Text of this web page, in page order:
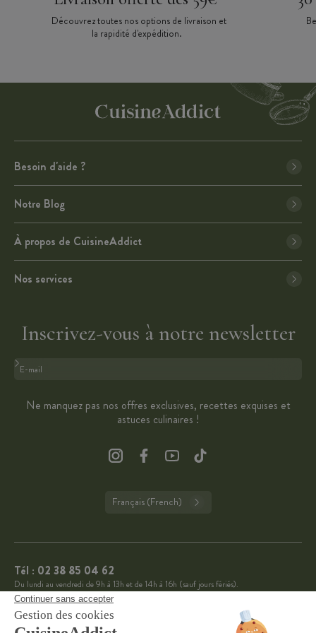
Découvrez toutes nos options de livraison et
la rapidité d'expédition.
Besoin d'aide ?
Notre Blog
À propos de CuisineAddict
Nos services
Inscrivez-vous à notre newsletter
Format : adresse@email.com
Ne manquez pas nos offres exclusives, recettes exquises et
astuces culinaires !
Français (French)
Tél : 02 38 85 04 62
Du lundi au vendredi de 9h à 13h et de 14h à 16h (sauf jours fériés).
CuisineAddict affiche une note de 4,7 sur 5 grâce à plus